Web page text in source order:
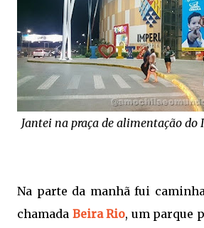
Jantei na praça de alimentação
Na parte da manhã fui
chamada Beira Rio, um parque